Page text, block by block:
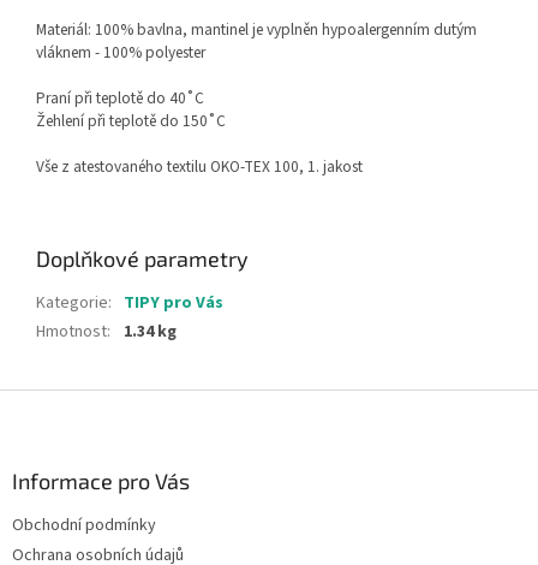
Materiál: 100% bavlna, mantinel je vyplněn hypoalergenním dutým
vláknem - 100% polyester
Praní při teplotě do 40˚C
Žehlení při teplotě do 150˚C
Vše z atestovaného textilu OKO-TEX 100, 1. jakost
Doplňkové parametry
Kategorie: TIPY pro Vás
Hmotnost: 1.34 kg
Informace pro Vás
Obchodní podmínky
Ochrana osobních údajů